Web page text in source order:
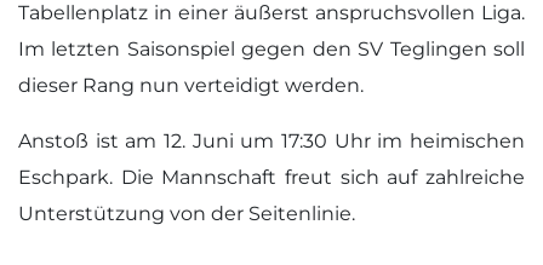
Tabellenplatz in einer äußerst anspruchsvollen Liga.
Im letzten Saisonspiel gegen den SV Teglingen soll
dieser Rang nun verteidigt werden.
Anstoß ist am 12. Juni um 17:30 Uhr im heimischen
Eschpark. Die Mannschaft freut sich auf zahlreiche
Unterstützung von der Seitenlinie.